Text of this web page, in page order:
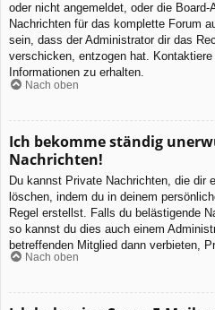
oder nicht angemeldet, oder die
Nachrichten für das komplette Forum
sein, dass der Administrator dir das
verschicken, entzogen hat.
Informationen zu erhalten.
Nach oben
Ich bekomme ständig
Nachrichten!
Du kannst Private Nachrichten, die dir
löschen, indem du in deinem
Regel erstellst. Falls du belästigende
so kannst du dies auch einem
betreffenden Mitglied dann verbieten,
Nach oben